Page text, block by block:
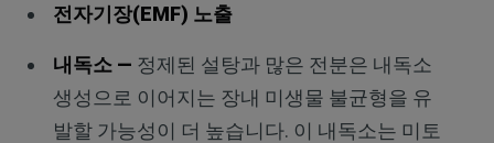
전자기장(EMF) 노출
내독소 — 정제된 설탕과 많은 전분은 내독소
생성으로 이어지는 장내 미생물 불균형을 유
발할 가능성이 더 높습니다. 이 내독소는 미토